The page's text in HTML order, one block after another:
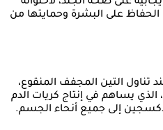
على البشرة وحمايتها من
تناول التين المجفف المنقوع،
يساهم في إنتاج كريات الدم
إلى جميع أنحاء الجسم.